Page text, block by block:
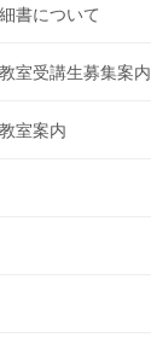
書について
室受講生募集案内
室案内